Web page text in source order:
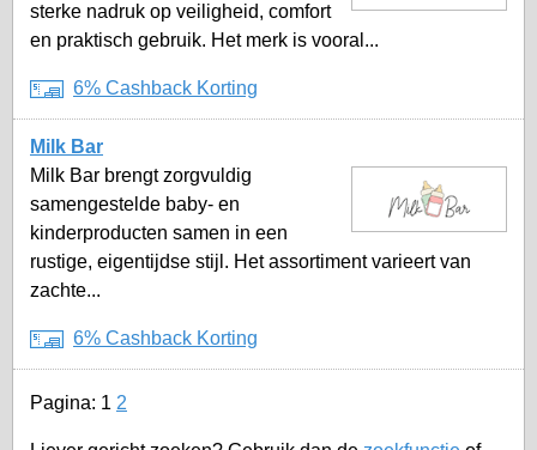
sterke nadruk op veiligheid, comfort
en praktisch gebruik. Het merk is vooral...
6% Cashback Korting
Milk Bar
Milk Bar brengt zorgvuldig
samengestelde baby- en
kinderproducten samen in een
rustige, eigentijdse stijl. Het assortiment varieert van
zachte...
6% Cashback Korting
Pagina: 1 2